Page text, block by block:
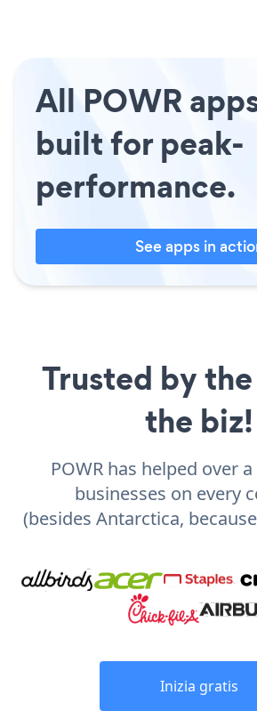
All POWR
built for peak-
performance.
See apps in
Trusted by
the biz!
POWR has helped over
businesses on every
(besides Antarctica,
Inizia gratis